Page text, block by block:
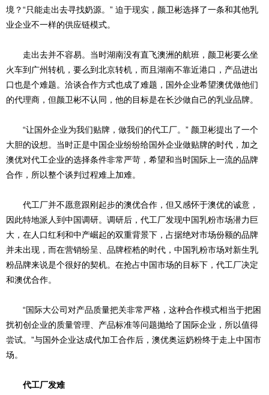
境？“只能走出去寻找奶源。” 迫于现实，颜卫彬选择了一条和其他乳
业企业不一样的供应链模式。
走出去并不容易。当时湖南没有直飞澳洲的航班，颜卫彬要么坐
火车到广州转机，要么到北京转机，而且湖南不靠近港口，产品进出
口也是个难题。洽谈合作方式也成了难题，国外企业希望澳优做他们
的代理商，但颜卫彬不认同，他的目标是在长沙做自己的乳业品牌。
“让国外企业为我们贴牌，做我们的代工厂。” 颜卫彬提出了一个
大胆的设想。当时正是中国企业纷纷给国外企业做贴牌的时代，加之
澳优对代工企业的选择条件非常严苛，希望和当时国际上一流的品牌
合作，所以整个谈判过程难上加难。
代工厂并不愿意跟刚起步的澳优合作，但又感怀于澳优的诚意，
因此特地派人到中国调研。调研后，代工厂发现中国乳粉市场潜力巨
大，在人口红利和中产崛起的双重背景下，占据绝对市场份额的品牌
并未出现，而在营销纷呈、品牌桎梏的时代，中国乳粉市场对新生乳
粉品牌来说是个很好的契机。在抢占中国市场的目标下，代工厂决定
和澳优合作。
“国际大公司对产品质量把关非常严格，这种合作模式相当于把困
扰初创企业的质量管理、产品标准等问题抛给了国际企业，所以值得
尝试。”与国外企业达成代加工合作后，澳优奥运奶粉终于走上中国市
场。
代工厂发难